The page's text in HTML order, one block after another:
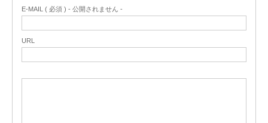
E-MAIL ( 必須 ) - 公開されません -
URL